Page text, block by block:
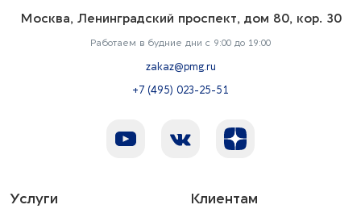
Москва, Ленинградский проспект, дом 80, кор. 30
Работаем в будние дни с 9:00 до 19:00
zakaz@pmg.ru
+7 (495) 023-25-51
Услуги Клиентам